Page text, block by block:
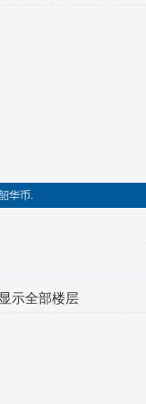
华币.
显示全部楼层